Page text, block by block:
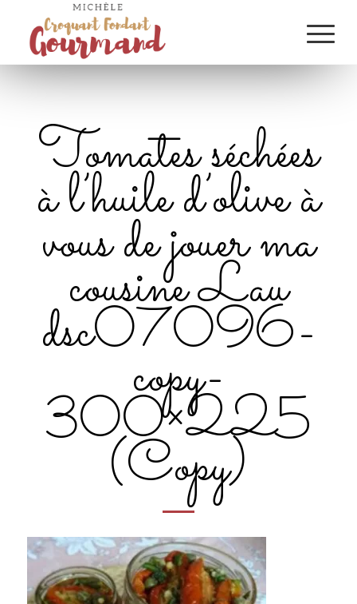
Tomates séchées
à l’huile d’olive à
vous de jouer ma
cousine Lau
dsc07096-
copy-
300×225
(Copy)